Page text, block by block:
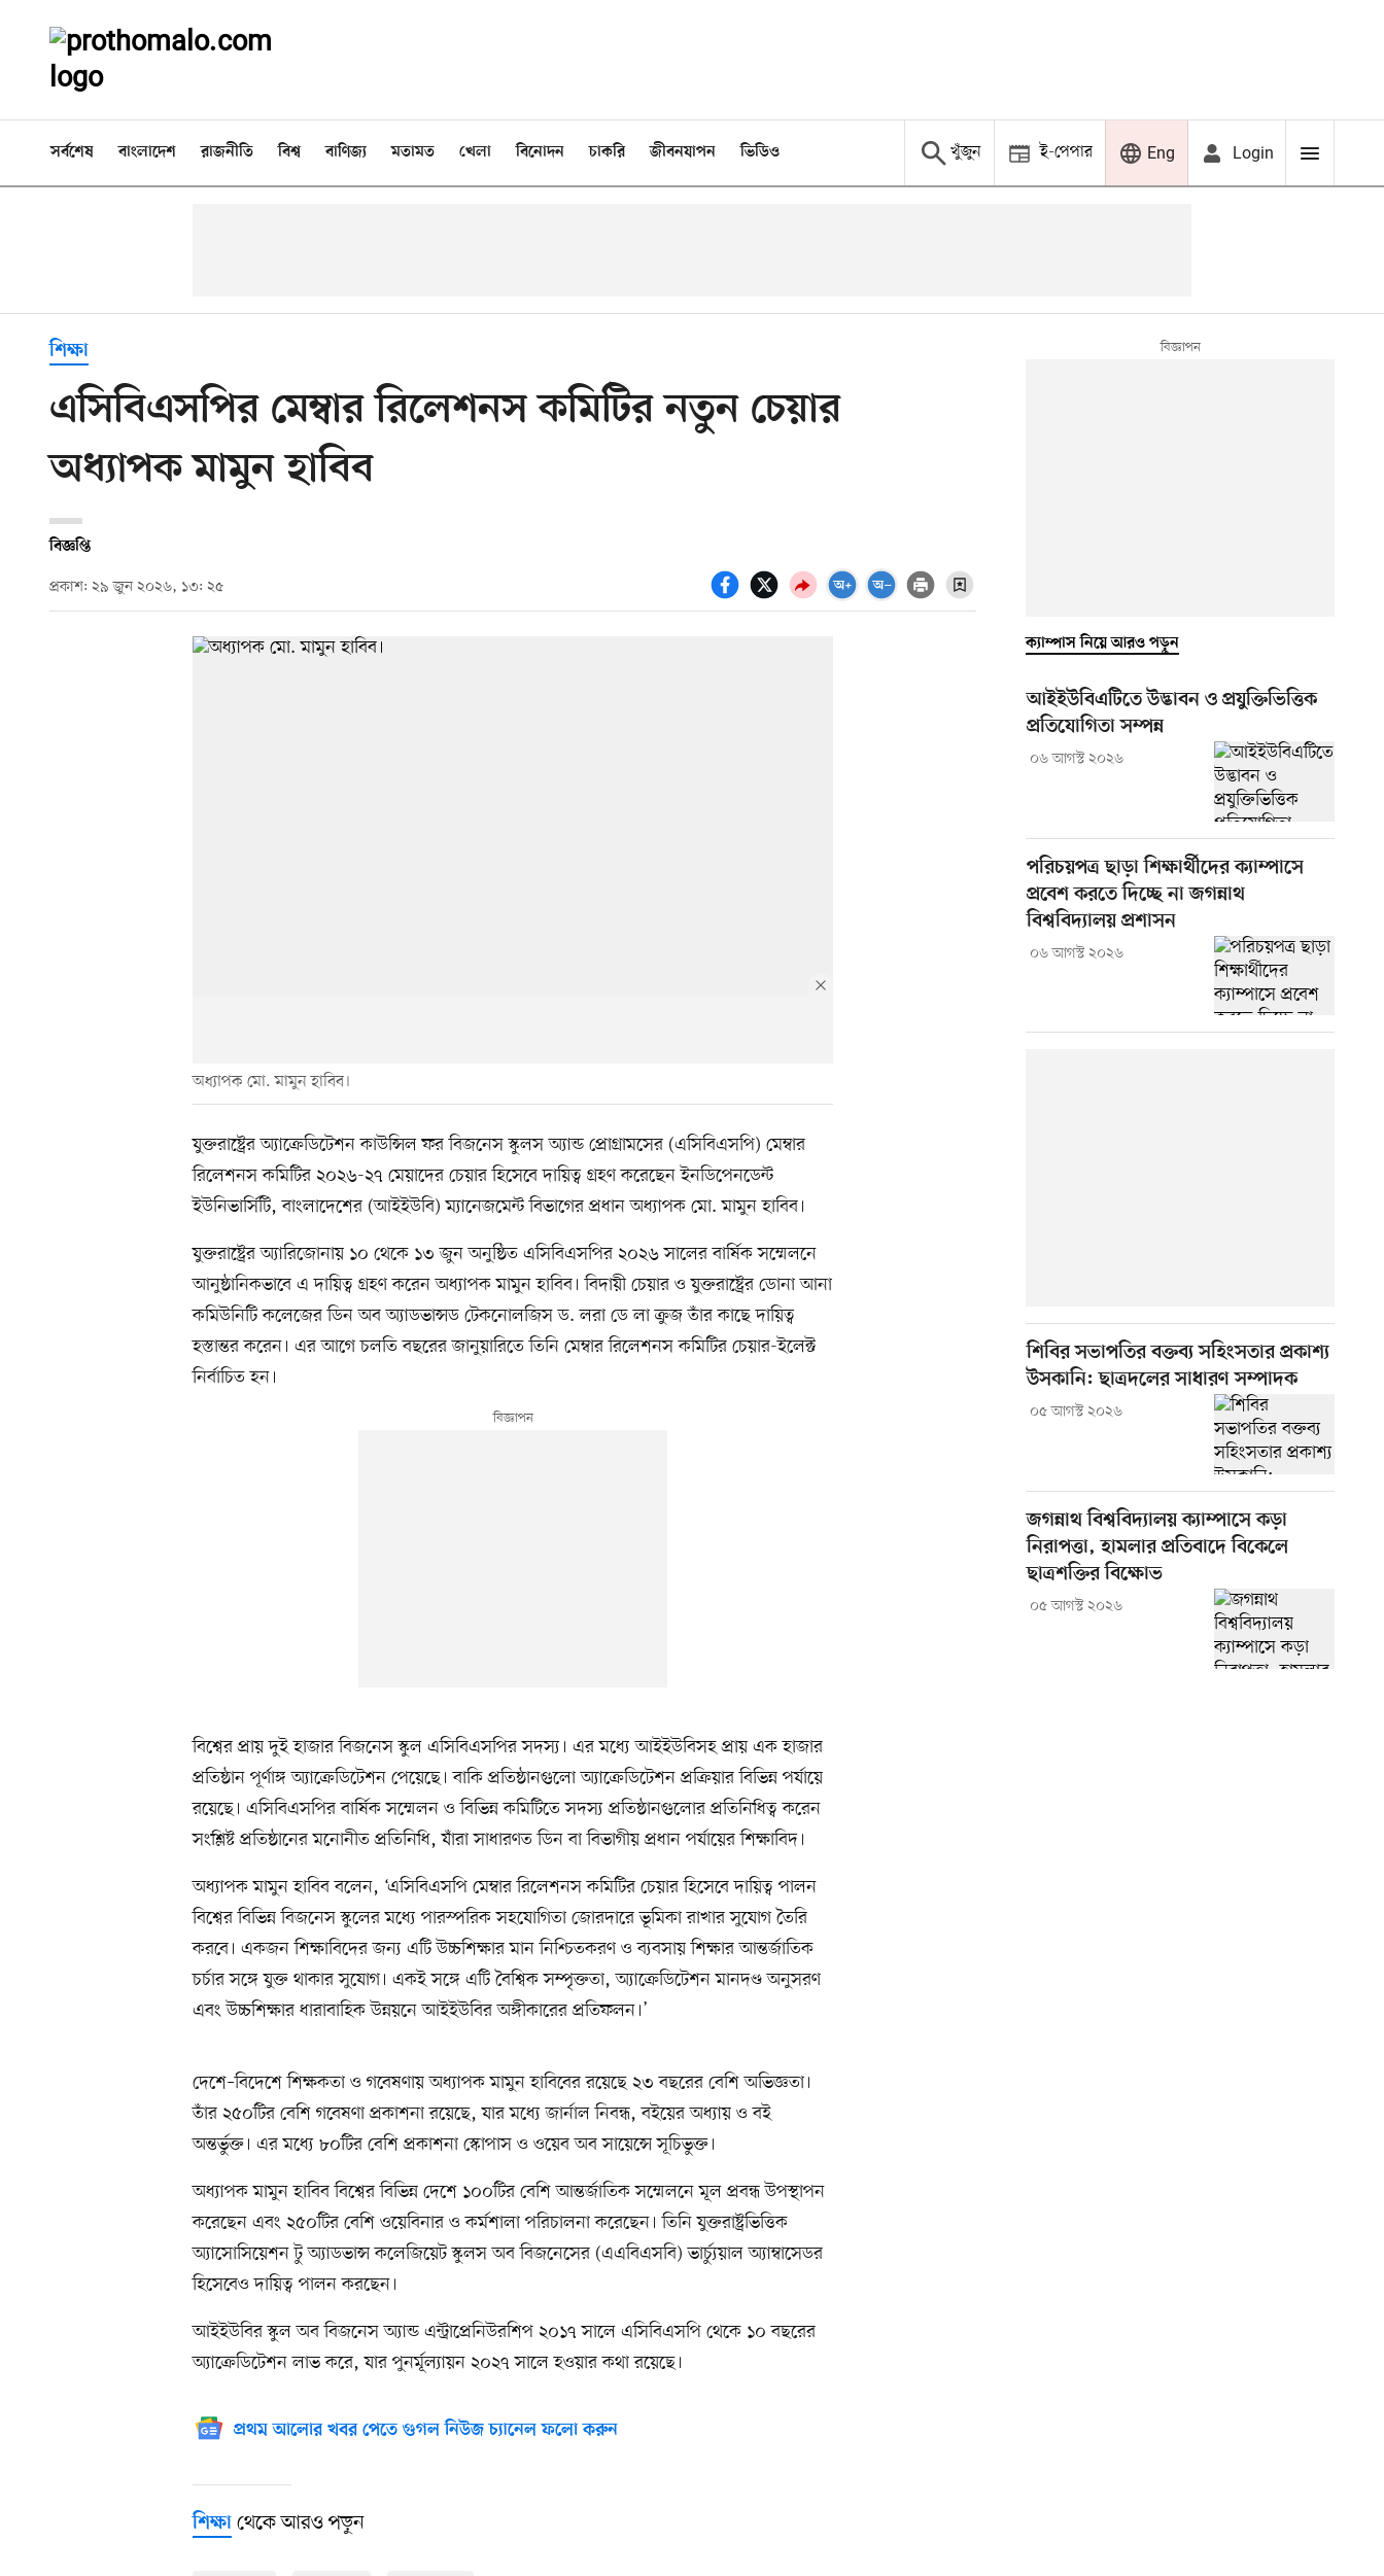
সর্বশেষ বাংলাদেশ রাজনীতি বিশ্ব বাণিজ্য মতামত খেলা বিনোদন চাকরি জীবনযাপন ভিডিও খুঁজুন ই-পেপার Eng Login
শিক্ষা
এসিবিএসপির মেম্বার রিলেশনস কমিটির নতুন চেয়ার
অধ্যাপক মামুন হাবিব
বিজ্ঞপ্তি
প্রকাশ: ২৯ জুন ২০২৬, ১৩: ২৫
অধ্যাপক মো. মামুন হাবিব।
যুক্তরাষ্ট্রের অ্যাক্রেডিটেশন কাউন্সিল ফর বিজনেস স্কুলস অ্যান্ড প্রোগ্রামসের (এসিবিএসপি) মেম্বার
রিলেশনস কমিটির ২০২৬-২৭ মেয়াদের চেয়ার হিসেবে দায়িত্ব গ্রহণ করেছেন ইনডিপেনডেন্ট
ইউনিভার্সিটি, বাংলাদেশের (আইইউবি) ম্যানেজমেন্ট বিভাগের প্রধান অধ্যাপক মো. মামুন হাবিব।
যুক্তরাষ্ট্রের অ্যারিজোনায় ১০ থেকে ১৩ জুন অনুষ্ঠিত এসিবিএসপির ২০২৬ সালের বার্ষিক সম্মেলনে
আনুষ্ঠানিকভাবে এ দায়িত্ব গ্রহণ করেন অধ্যাপক মামুন হাবিব। বিদায়ী চেয়ার ও যুক্তরাষ্ট্রের ডোনা আনা
কমিউনিটি কলেজের ডিন অব অ্যাডভান্সড টেকনোলজিস ড. লরা ডে লা ক্রুজ তাঁর কাছে দায়িত্ব
হস্তান্তর করেন। এর আগে চলতি বছরের জানুয়ারিতে তিনি মেম্বার রিলেশনস কমিটির চেয়ার-ইলেক্ট
নির্বাচিত হন।
বিশ্বের প্রায় দুই হাজার বিজনেস স্কুল এসিবিএসপির সদস্য। এর মধ্যে আইইউবিসহ প্রায় এক হাজার
প্রতিষ্ঠান পূর্ণাঙ্গ অ্যাক্রেডিটেশন পেয়েছে। বাকি প্রতিষ্ঠানগুলো অ্যাক্রেডিটেশন প্রক্রিয়ার বিভিন্ন পর্যায়ে
রয়েছে। এসিবিএসপির বার্ষিক সম্মেলন ও বিভিন্ন কমিটিতে সদস্য প্রতিষ্ঠানগুলোর প্রতিনিধিত্ব করেন
সংশ্লিষ্ট প্রতিষ্ঠানের মনোনীত প্রতিনিধি, যাঁরা সাধারণত ডিন বা বিভাগীয় প্রধান পর্যায়ের শিক্ষাবিদ।
অধ্যাপক মামুন হাবিব বলেন, ‘এসিবিএসপি মেম্বার রিলেশনস কমিটির চেয়ার হিসেবে দায়িত্ব পালন
বিশ্বের বিভিন্ন বিজনেস স্কুলের মধ্যে পারস্পরিক সহযোগিতা জোরদারে ভূমিকা রাখার সুযোগ তৈরি
করবে। একজন শিক্ষাবিদের জন্য এটি উচ্চশিক্ষার মান নিশ্চিতকরণ ও ব্যবসায় শিক্ষার আন্তর্জাতিক
চর্চার সঙ্গে যুক্ত থাকার সুযোগ। একই সঙ্গে এটি বৈশ্বিক সম্পৃক্ততা, অ্যাক্রেডিটেশন মানদণ্ড অনুসরণ
এবং উচ্চশিক্ষার ধারাবাহিক উন্নয়নে আইইউবির অঙ্গীকারের প্রতিফলন।’
দেশে–বিদেশে শিক্ষকতা ও গবেষণায় অধ্যাপক মামুন হাবিবের রয়েছে ২৩ বছরের বেশি অভিজ্ঞতা।
তাঁর ২৫০টির বেশি গবেষণা প্রকাশনা রয়েছে, যার মধ্যে জার্নাল নিবন্ধ, বইয়ের অধ্যায় ও বই
অন্তর্ভুক্ত। এর মধ্যে ৮০টির বেশি প্রকাশনা স্কোপাস ও ওয়েব অব সায়েন্সে সূচিভুক্ত।
অধ্যাপক মামুন হাবিব বিশ্বের বিভিন্ন দেশে ১০০টির বেশি আন্তর্জাতিক সম্মেলনে মূল প্রবন্ধ উপস্থাপন
করেছেন এবং ২৫০টির বেশি ওয়েবিনার ও কর্মশালা পরিচালনা করেছেন। তিনি যুক্তরাষ্ট্রভিত্তিক
অ্যাসোসিয়েশন টু অ্যাডভান্স কলেজিয়েট স্কুলস অব বিজনেসের (এএবিএসবি) ভার্চ্যুয়াল অ্যাম্বাসেডর
হিসেবেও দায়িত্ব পালন করছেন।
আইইউবির স্কুল অব বিজনেস অ্যান্ড এন্ট্রাপ্রেনিউরশিপ ২০১৭ সালে এসিবিএসপি থেকে ১০ বছরের
অ্যাক্রেডিটেশন লাভ করে, যার পুনর্মূল্যায়ন ২০২৭ সালে হওয়ার কথা রয়েছে।
প্রথম আলোর খবর পেতে গুগল নিউজ চ্যানেল ফলো করুন
শিক্ষা থেকে আরও পড়ুন
ক্যাম্পাস নিয়ে আরও পড়ুন
আইইউবিএটিতে উদ্ভাবন ও প্রযুক্তিভিত্তিক
প্রতিযোগিতা সম্পন্ন
০৬ আগস্ট ২০২৬
পরিচয়পত্র ছাড়া শিক্ষার্থীদের ক্যাম্পাসে
প্রবেশ করতে দিচ্ছে না জগন্নাথ
বিশ্ববিদ্যালয় প্রশাসন
০৬ আগস্ট ২০২৬
শিবির সভাপতির বক্তব্য সহিংসতার প্রকাশ্য
উসকানি: ছাত্রদলের সাধারণ সম্পাদক
০৫ আগস্ট ২০২৬
জগন্নাথ বিশ্ববিদ্যালয় ক্যাম্পাসে কড়া
নিরাপত্তা, হামলার প্রতিবাদে বিকেলে
ছাত্রশক্তির বিক্ষোভ
০৫ আগস্ট ২০২৬